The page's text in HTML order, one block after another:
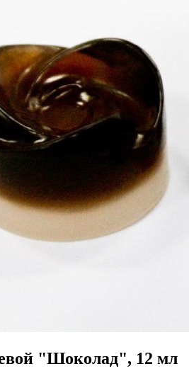
"Шоколад", 12 мл